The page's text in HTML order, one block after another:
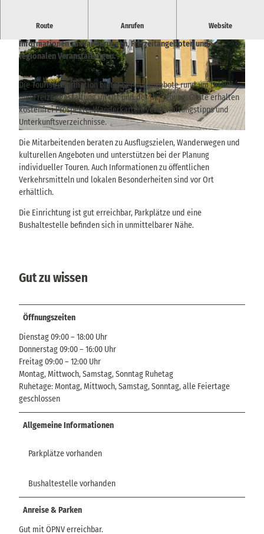
© TVSSW, Emily Wolf |CC-BY
Route Anrufen Website
Zentrale Anlaufstelle für Gäste in Dürrröhrsdorf-Dittersbach mit
Informationen zu Wanderungen, Freizeitangeboten und
regionalen Veranstaltungen.
Die Tourist-Information bietet Serviceangebote rund um Urlaub
und Freizeitgestaltung im Ort und der Umgebung. Gäste erhalten
kostenfrei Prospekte, Wanderkarten, Veranstaltungstipps und
Unterkunftsverzeichnisse.
Die Mitarbeitenden beraten zu Ausflugszielen, Wanderwegen und
kulturellen Angeboten und unterstützen bei der Planung
individueller Touren. Auch Informationen zu öffentlichen
Verkehrsmitteln und lokalen Besonderheiten sind vor Ort
erhältlich.
Die Einrichtung ist gut erreichbar, Parkplätze und eine
Bushaltestelle befinden sich in unmittelbarer Nähe.
Gut zu wissen
Öffnungszeiten
Dienstag 09:00 – 18:00 Uhr
Donnerstag 09:00 – 16:00 Uhr
Freitag 09:00 – 12:00 Uhr
Montag, Mittwoch, Samstag, Sonntag Ruhetag
Ruhetage: Montag, Mittwoch, Samstag, Sonntag, alle Feiertage
geschlossen
Allgemeine Informationen
Parkplätze vorhanden
Bushaltestelle vorhanden
Anreise & Parken
Gut mit ÖPNV erreichbar.